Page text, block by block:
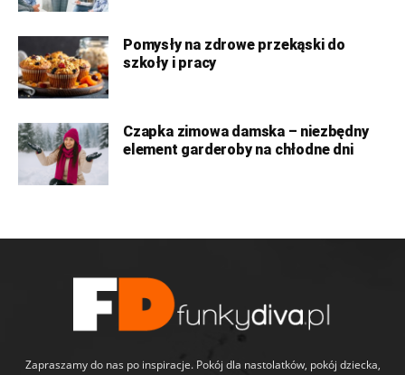
Pomysły na zdrowe przekąski do
szkoły i pracy
Czapka zimowa damska – niezbędny
element garderoby na chłodne dni
Zapraszamy do nas po inspiracje. Pokój dla nastolatków, pokój dziecka,